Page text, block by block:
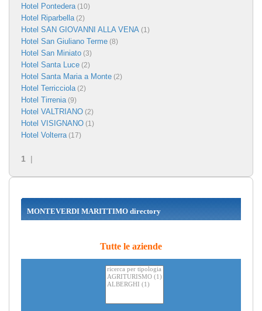
Hotel Pontedera(10)
Hotel Riparbella(2)
Hotel SAN GIOVANNI ALLA VENA (1)
Hotel San Giuliano Terme (8)
Hotel San Miniato (3)
Hotel Santa Luce (2)
Hotel Santa Maria a Monte (2)
Hotel Terricciola(2)
Hotel Tirrenia(9)
Hotel VALTRIANO (2)
Hotel VISIGNANO (1)
Hotel Volterra(17)
1 |
MONTEVERDI MARITTIMO directory
Tutte le aziende